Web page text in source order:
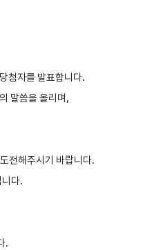
첨자를 발표합니다.
말씀을 올리며,
전해주시기 바랍니다.
다.
.